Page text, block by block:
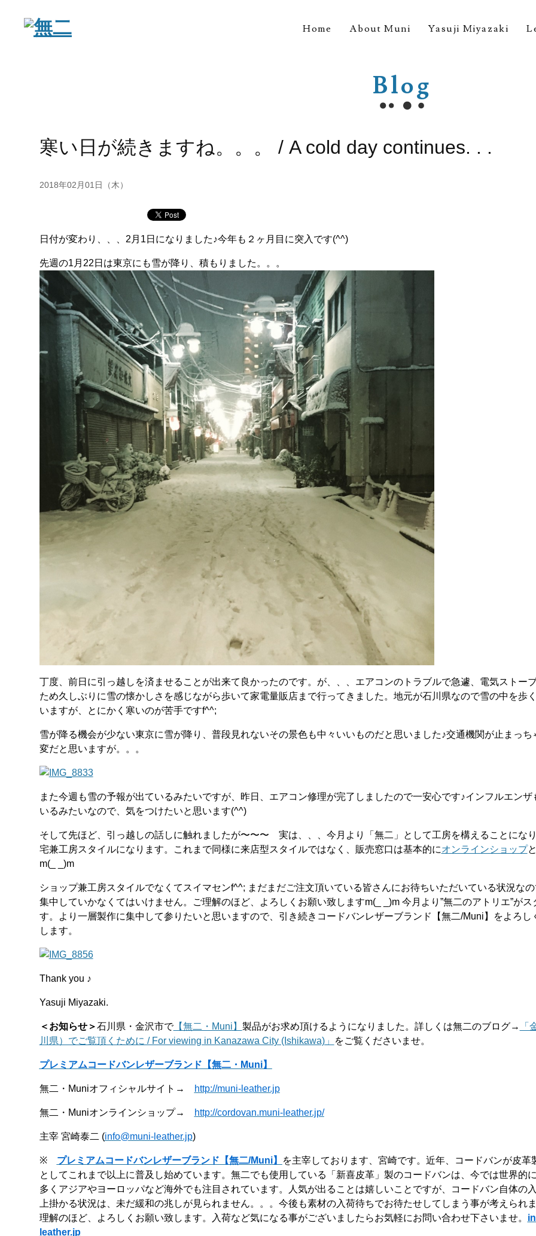
Home About Muni Yasuji Miyazaki
Blog
寒い日が続きますね。。。 / A cold day continues. . .
2018年02月01日（木）
日付が変わり、、、2月1日になりました♪今年も２ヶ月目に突入です(^^)
先週の1月22日は東京にも雪が降り、積もりました。。。
丁度、前日に引っ越しを済ませることが出来て良かったのです。が、、、エアコンのトラブルで急遽、電気ストー
ため久しぶりに雪の懐かしさを感じながら歩いて家電量販店まで行ってきました。地元が石川県なので雪の中を歩
いますが、とにかく寒いのが苦手ですf^^;
雪が降る機会が少ない東京に雪が降り、普段見れないその景色も中々いいものだと思いました♪交通機関が止まっち
変だと思いますが。。。
また今週も雪の予報が出ているみたいですが、昨日、エアコン修理が完了しましたので一安心です♪インフルエンザ
いるみたいなので、気をつけたいと思います(^^)
そして先ほど、引っ越しの話しに触れましたが〜〜〜 実は、、、今月より「無二」として工房を構えることにな
宅兼工房スタイルになります。これまで同様に来店型スタイルではなく、販売窓口は基本的にオンラインショップ
m(_ _)m
ショップ兼工房スタイルでなくてスイマセンf^^; まだまだご注文頂いている皆さんにお待ちいただいている状況な
集中していかなくてはいけません。ご理解のほど、よろしくお願い致しますm(_ _)m 今月より”無二のアトリエ”がス
す。より一層製作に集中して参りたいと思いますので、引き続きコードバンレザーブランド【無二/Muni】をよろし
します。
Thank you ♪
Yasuji Miyazaki.
＜お知らせ＞石川県・金沢市で【無二・Muni】 製品がお求め頂けるようになりました。詳しくは無二のブログ→
「
川県）でご覧頂くために / For viewing in Kanazawa City (Ishikawa)」
をご覧くださいませ。
プレミアムコードバンレザーブランド【無二・Muni】
無二・Muniオフィシャルサイト→ http://muni-leather.jp
無二・Muniオンラインショップ→ http://cordovan.muni-leather.jp/
主宰 宮崎泰二 (info@muni-leather.jp)
※ プレミアムコードバンレザーブランド【無二/Muni】
を主宰しております、宮崎です。近年、コードバンが皮革
としてこれまで以上に普及し始めています。無二でも使用している「新喜皮革」製のコードバンは、今では世界的
多くアジアやヨーロッパなど海外でも注目されています。人気が出ることは嬉しいことですが、コードバン自体の
上掛かる状況は、未だ緩和の兆しが見られません。。。今後も素材の入荷待ちでお待たせしてしまう事が考えられ
理解のほど、よろしくお願い致します。入荷など気になる事がございましたらお気軽にお問い合わせ下さいませ。
leather.jp